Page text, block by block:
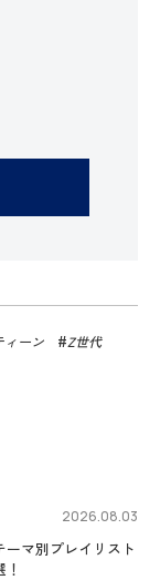
ィーン
Z世代
2026.08.03
ーマ別プレイリスト